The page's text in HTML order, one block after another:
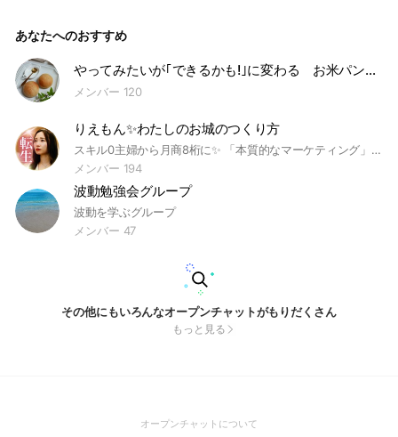
あなたへのおすすめ
やってみたいが｢できるかも!｣に変わる お米パン・プチ入門ラボ
メンバー 120
りえもん✨わたしのお城のつくり方
スキル0主婦から月商8桁に✨ 「本質的なマーケティング」の 知識と実践方法をお伝えします❤️ ・起業したいけど、知識がなく、どのように学べば良いかわからない方 ・自分に合う方法や順番がわからない方 ・ビジネスの基礎の土台作りをしっかりしたい方 ・SNSビジネスのノウハウを知りたい方 ・在宅で仕事ができるようになりたい方 ・1人ビジネスが不安なのでチーム化をしたい方 ・自分の強みを理解してビジネスにコミットしたい方 今回の3日間無料セミナーは、 成果を出し続けている 全方位マーケティング思考の全てを お伝えしていきます！ 私も本気で熱量高く講義しますので リアルタイムで参加くださいね！
メンバー 194
波動勉強会グループ
波動を学ぶグループ
メンバー 47
その他にもいろんなオープンチャットがもりだくさん
もっと見る
オープンチャットについて